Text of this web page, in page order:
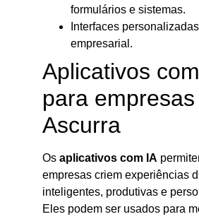
formulários e sistemas.
Interfaces
empresarial.
Aplicativos
para
Ascurra
Os aplicativos com IA
empresas criem experiências
inteligentes, produtivas e
Eles podem ser usados para